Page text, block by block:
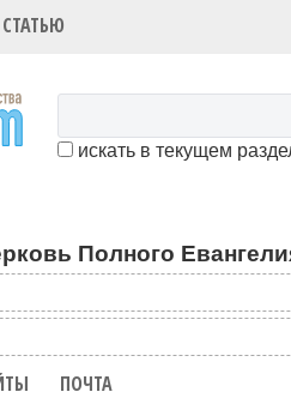
искать в текущем
Полного
ПОЧТА